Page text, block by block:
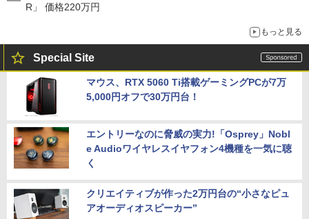
R」 価格220万円
もっと見る
Special Site
マウス、RTX 5060 Ti搭載ゲーミングPCが7万
5,000円オフで30万円台！
エントリーなのに脅威の実力!「Osprey」Nobl
e Audioワイヤレスイヤフォン4機種を一気に聴
く
クリエイティブが作った2万円台の“小さなピュ
アオーディオスピーカー”